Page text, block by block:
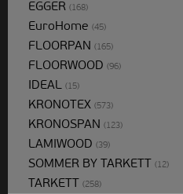
EGGER (168)
EuroHome (45)
FLOORPAN (165)
FLOORWOOD (96)
IDEAL (15)
KRONOTEX (573)
KRONOSPAN (123)
LAMIWOOD (39)
SOMMER BY TARKETT (12)
TARKETT (258)